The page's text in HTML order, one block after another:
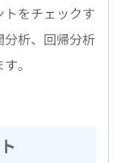
をチェックす
析、回帰分析
。